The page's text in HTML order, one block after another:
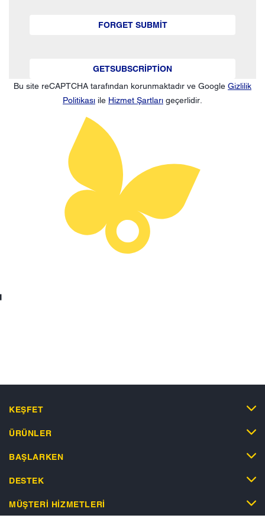
FORGET SUBMIT
GETSUBSCRIPTION
Bu site reCAPTCHA tarafından korunmaktadır ve Google Gizlilik
Politikası ile Hizmet Şartları geçerlidir.
KEŞFET
ÜRÜNLER
BAŞLARKEN
DESTEK
MÜŞTERI HIZMETLERI